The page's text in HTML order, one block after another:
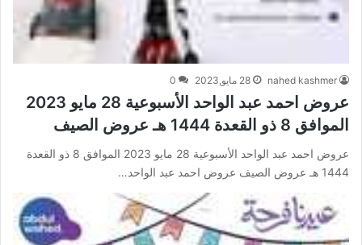
nahed kashmer 28 مايو,2023 0
عروض احمد عبد الواحد الأسبوعية 28 مايو 2023
الموافق 8 ذو القعدة 1444 هـ عروض الصيف
عروض احمد عبد الواحد الأسبوعية 28 مايو 2023 الموافق 8 ذو القعدة
1444 هـ عروض الصيف عروض احمد عبد الواحد…